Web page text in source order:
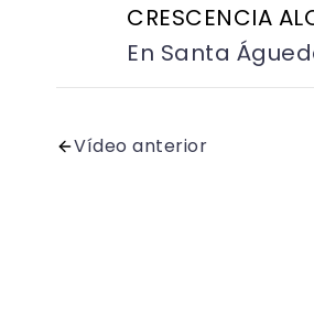
CRESCENCIA
En Santa
Vídeo anterior